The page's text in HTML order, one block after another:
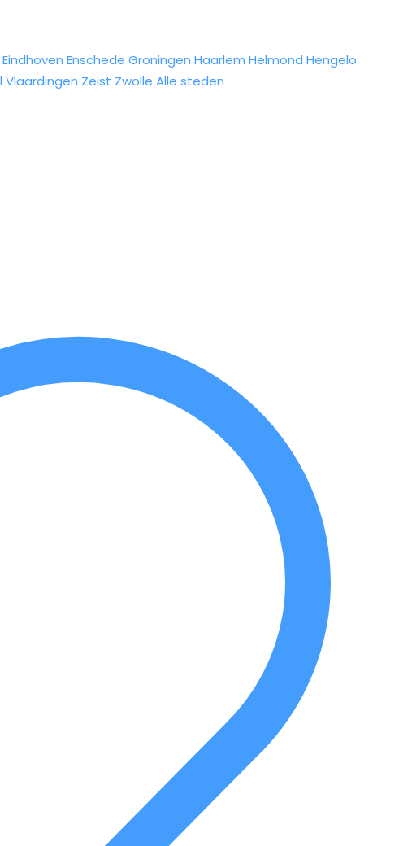
Eindhoven Enschede Groningen Haarlem Helmond Hengelo
Vlaardingen Zeist Zwolle Alle steden